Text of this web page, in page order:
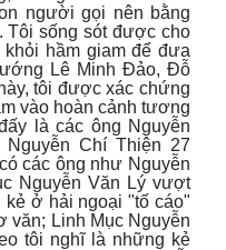
người gọi nên bằng
Tôi sống sót được cho
hầm giam để đưa
Lê Minh Đảo, Đỗ
tôi được xác chứng
vào hoàn cảnh tương
là các ông Nguyễn
Chí Thiện 27
các ông như Nguyễn
Nguyễn Văn Lý vượt
kẻ ở hải ngoại "tố cáo"
văn; Linh Mục Nguyễn
tôi nghĩ là những kẻ